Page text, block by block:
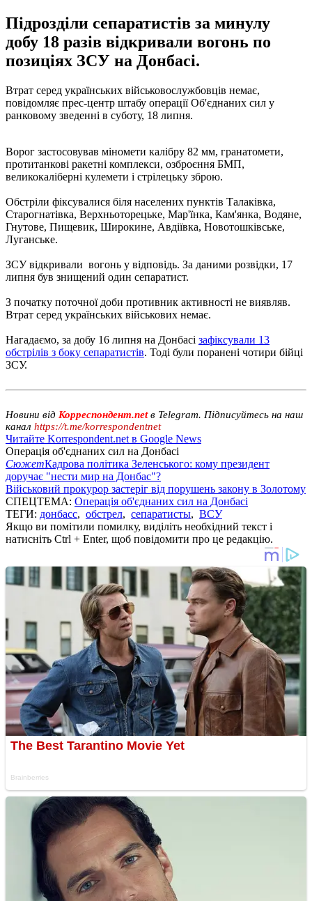
Підрозділи сепаратистів за минулу
добу 18 разів відкривали вогонь по
позиціях ЗСУ на Донбасі.
Втрат серед українських військовослужбовців немає,
повідомляє прес-центр штабу операції Об'єднаних сил у
ранковому зведенні в суботу, 18 липня.
Ворог застосовував міномети калібру 82 мм, гранатомети,
протитанкові ракетні комплекси, озброєння БМП,
великокаліберні кулемети і стрілецьку зброю.
Обстріли фіксувалися біля населених пунктів Талаківка,
Старогнатівка, Верхньоторецьке, Мар'їнка, Кам'янка, Водяне,
Гнутове, Пищевик, Широкине, Авдіївка, Новотошківське,
Луганське.
ЗСУ відкривали вогонь у відповідь. За даними розвідки, 17
липня був знищений один сепаратист.
З початку поточної доби противник активності не виявляв.
Втрат серед українських військових немає.
Нагадаємо, за добу 16 липня на Донбасі зафіксували 13
обстрілів з боку сепаратистів. Тоді були поранені чотири бійці
ЗСУ.
Новини від Корреспондент.netв Telegram. Підписуйтесь на наш
канал https://t.me/korrespondentnet
Читайте Korrespondent.net в Google News
Операція об'єднаних сил на Донбасі
СюжетКадрова політика Зеленського: кому президент
доручає "нести мир на Донбас"?
Військовий прокурор застеріг від порушень закону в Золотому
СПЕЦТЕМА: Операція об'єднаних сил на Донбасі
ТЕГИ: донбасс, обстрел, сепаратисты, ВСУ
Якщо ви помітили помилку, виділіть необхідний текст і
натисніть Ctrl + Enter, щоб повідомити про це редакцію.